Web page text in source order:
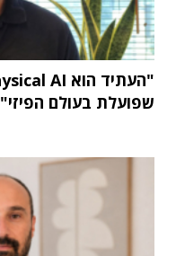
שפועלת בעולם הפיזי"